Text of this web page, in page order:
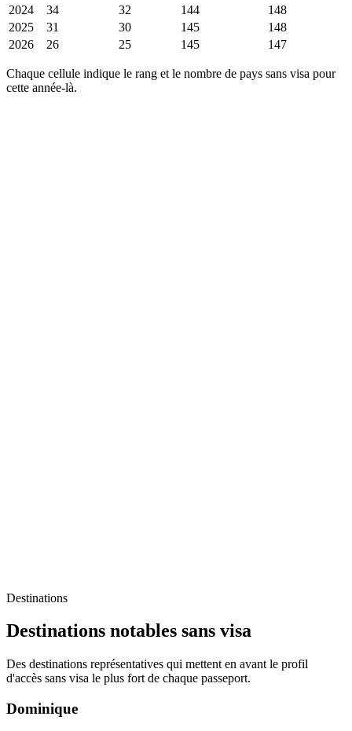
2024
34 32 144
148
2025
31 30 145
148
2026
26 25 145 147
Chaque cellule indique le rang et le nombre de pays sans visa pour
cette année-là.
Destinations
Destinations notables sans visa
Des destinations représentatives qui mettent en avant le profil
d'accès sans visa le plus fort de chaque passeport.
Dominique